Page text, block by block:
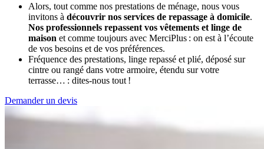
Alors, tout comme nos prestations de ménage, nous vous
invitons à découvrir nos services de repassage à domicile.
Nos professionnels repassent vos vêtements et linge de
maison et comme toujours avec MerciPlus : on est à l’écoute
de vos besoins et de vos préférences.
Fréquence des prestations, linge repassé et plié, déposé sur
cintre ou rangé dans votre armoire, étendu sur votre
terrasse… : dites-nous tout !
Demander un devis